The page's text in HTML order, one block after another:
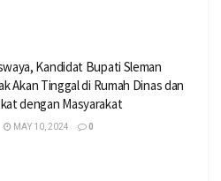
Kandidat Bupati Sleman
Akan Tinggal di Rumah Dinas dan
dengan Masyarakat
MAY 10, 2024 0